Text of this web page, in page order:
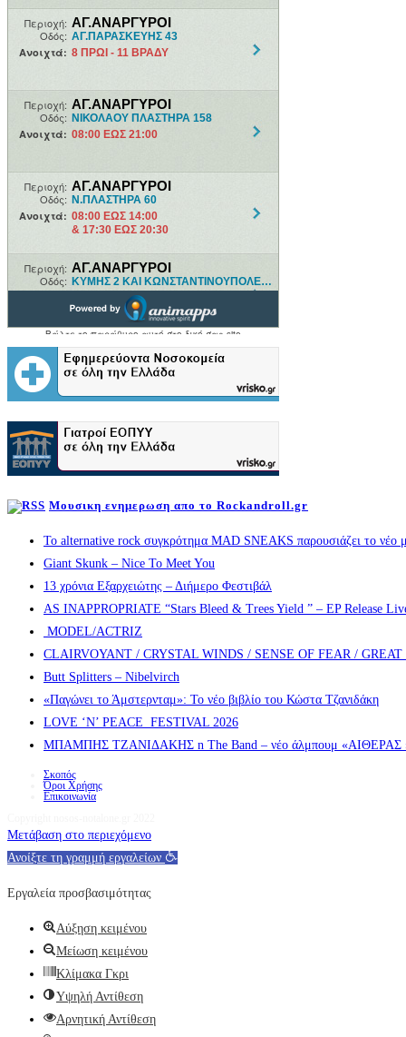
Μουσικη ενημερωση απο το Rockandroll.gr
Το alternative rock συγκρότημα MAD SNEAKS παρουσιάζει το νέο
Giant Skunk – Nice To Meet You
13 χρόνια Εξαρχειώτης – Διήμερο Φεστιβάλ
AS INAPPROPRIATE “Stars Bleed & Trees Yield ” – EP Release
MODEL/ACTRIZ
CLAIRVOYANT / CRYSTAL WINDS / SENSE OF FEAR /
Butt Splitters – Nibelvirch
«Παγώνει το Άμστερνταμ»: Το νέο βιβλίο του Κώστα Τζανιδάκη
LOVE ‘N’ PEACE FESTIVAL 2026
ΜΠΑΜΠΗΣ ΤΖΑΝΙΔΑΚΗΣ n The Band – νέο άλμπουμ «ΑΙΘΕΡΑΣ »
Σκοπός
Όροι Χρήσης
Επικοινωνία
Μετάβαση στο περιεχόμενο
Ανοίξτε τη γραμμή εργαλείων
Εργαλεία προσβασιμότητας
Αύξηση κειμένου
Μείωση κειμένου
Κλίμακα Γκρι
Υψηλή Αντίθεση
Αρνητική Αντίθεση